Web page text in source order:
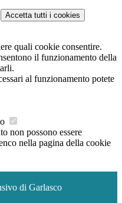
Accetta tutti i cookies
quali cookie consentire.
il funzionamento della
al funzionamento potete
non possono essere
nella pagina della cookie
di Garlasco